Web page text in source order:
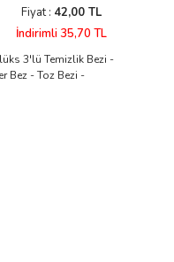
Fiyat : 42,00 TL
İndirimli 35,70 TL